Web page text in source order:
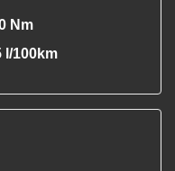
Nm
l/100km